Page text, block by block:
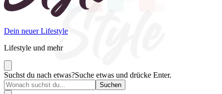
Dein neuer Lifestyle
Lifestyle und mehr
Suchst du nach etwas?Suche etwas und drücke Enter.